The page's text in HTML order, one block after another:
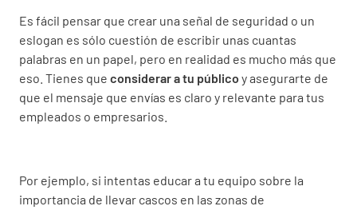
Es fácil pensar que crear una señal de seguridad o un
eslogan es sólo cuestión de escribir unas cuantas
palabras en un papel, pero en realidad es mucho más que
eso. Tienes que considerar a tu público y asegurarte de
que el mensaje que envías es claro y relevante para tus
empleados o empresarios.
Por ejemplo, si intentas educar a tu equipo sobre la
importancia de llevar cascos en las zonas de